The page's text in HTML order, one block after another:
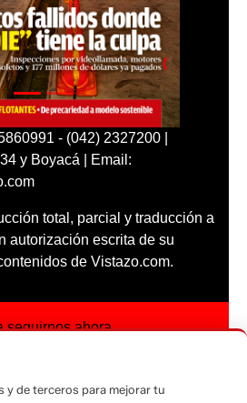
- (042) 2327200 |
y Boyacá | Email:
total, parcial y traducción a
autorización escrita de su
de Vistazo.com.
seguirnos ahora
y de terceros para mejorar tu